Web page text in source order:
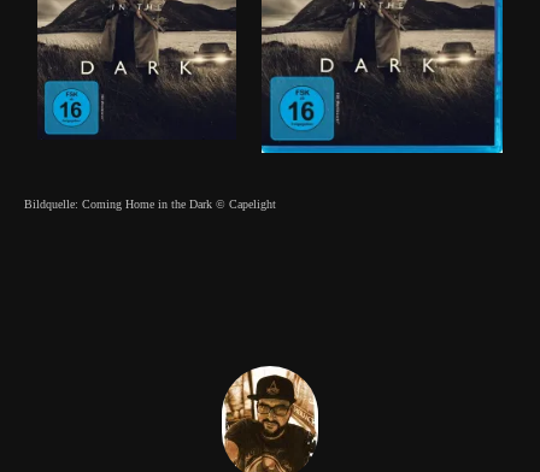
Bildquelle: Coming Home in the Dark © Capelight